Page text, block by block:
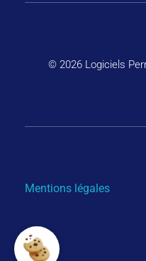
© 2026 Logiciels
Mentions légales